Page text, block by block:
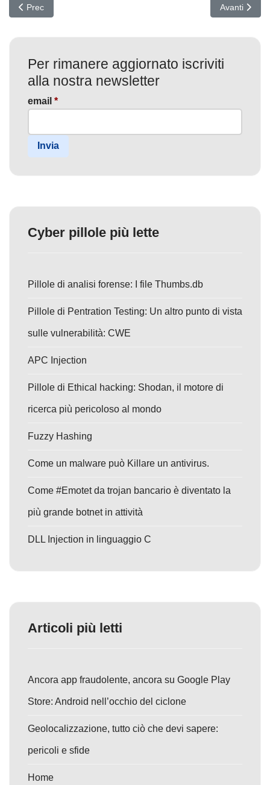
Articolo precedente: Operazione HAECHI-V: INTERPOL Arresta
Prec Articolo
Avanti
Per rimanere aggiornato iscriviti
alla nostra newsletter
email *
Invia
Cyber pillole più lette
Pillole di analisi forense: I file Thumbs.db
Pillole di Pentration Testing: Un altro punto di vista
sulle vulnerabilità: CWE
APC Injection
Pillole di Ethical hacking: Shodan, il motore di
ricerca più pericoloso al mondo
Fuzzy Hashing
Come un malware può Killare un antivirus.
Come #Emotet da trojan bancario è diventato la
più grande botnet in attività
DLL Injection in linguaggio C
Articoli più letti
Ancora app fraudolente, ancora su Google Play
Store: Android nell’occhio del ciclone
Geolocalizzazione, tutto ciò che devi sapere:
pericoli e sfide
Home